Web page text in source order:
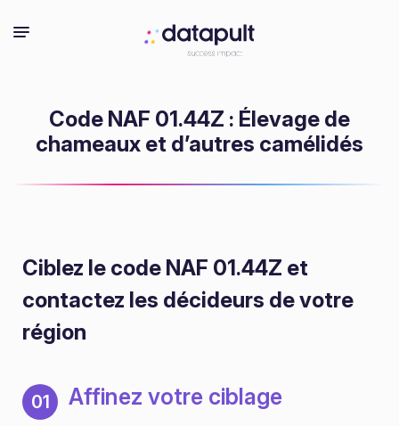
Code NAF 01.44Z : Élevage de
chameaux et d’autres camélidés
Ciblez le code NAF 01.44Z et
contactez les décideurs de votre
région
01 Affinez votre ciblage